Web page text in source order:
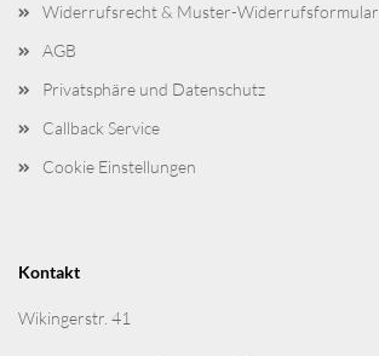
Widerrufsrecht & Muster-Widerrufsformular
AGB
Privatsphäre und Datenschutz
Callback Service
Cookie Einstellungen
Kontakt
Wikingerstr. 41